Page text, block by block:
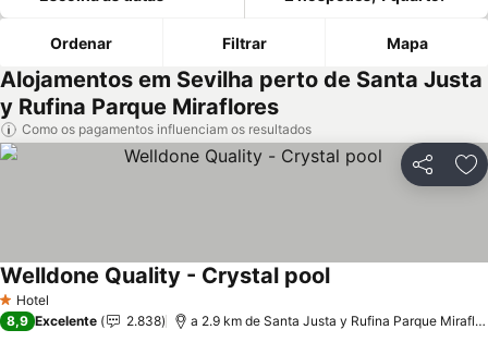
Ordenar Filtrar Mapa
Alojamentos em Sevilha perto de Santa Justa
y Rufina Parque Miraflores
Como os pagamentos influenciam os resultados
Partilhar
1 Estrelas
Hotel
Welldone Quality - Crystal pool
8,9 Excelente 2.838 a 2.9 km de Santa Justa y Rufina Parque Miraflores